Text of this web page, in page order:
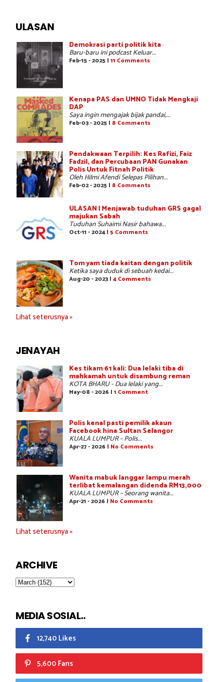
ULASAN
Demokrasi parti politik kita
Baru-baru ini podcast Keluar...
Feb-15 - 2025 | 11 Comments
Kenapa PAS dan UMNO Tidak Mengkaji
DAP
Saya ingin mengajak bijak pandai,...
Feb-03 - 2025 | 8 Comments
Pendakwaan Terpilih: Kes Rafizi, Faiz
Fadzil, dan Percubaan PAN Gunakan
Polis Untuk Fitnah Politik
Oleh Hilmi Afendi Selepas Pilihan...
Feb-02 - 2025 | 8 Comments
ULASAN | Menjawab tuduhan GRS gagal
majukan Sabah
Tuduhan Suhaimi Nasir bahawa...
Oct-11 - 2024 | 5 Comments
Tom yam tiada kaitan dengan politik
Ketika saya duduk di sebuah kedai...
Aug-20 - 2023 | 4 Comments
Lihat seterusnya »
JENAYAH
Kes tikam 61 kali: Dua lelaki tiba di
mahkamah untuk disambung reman
KOTA BHARU - Dua lelaki yang...
May-08 - 2026 | 1 Comment
Polis kenal pasti pemilik akaun
Facebook hina Sultan Selangor
KUALA LUMPUR – Polis...
Apr-27 - 2026 | No Comments
Wanita mabuk langgar lampu merah
terlibat kemalangan didenda RM13,000
KUALA LUMPUR – Seorang wanita...
Apr-21 - 2026 | No Comments
Lihat seterusnya »
ARCHIVE
MEDIA SOSIAL..
12,740 Likes
5,600 Fans